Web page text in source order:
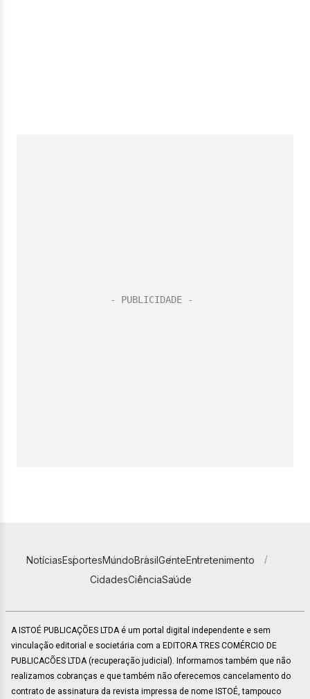
NotíciasEsportesMundoBrasilGenteEntretenimento
CidadesCiênciaSaúde
A ISTOÉ PUBLICAÇÕES LTDA é um portal digital independente e sem
vinculação editorial e societária com a EDITORA TRES COMÉRCIO DE
PUBLICACÕES LTDA (recuperação judicial). Informamos também que não
realizamos cobranças e que também não oferecemos cancelamento do
contrato de assinatura da revista impressa de nome ISTOÉ, tampouco